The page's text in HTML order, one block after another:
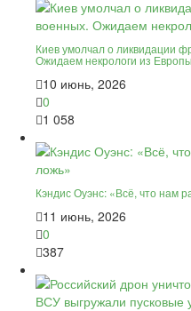
Киев умолчал о ликвидации
Ожидаем некрологи из Европы
10 июнь, 2026
0
1 058
Кэндис Оуэнс: «Всё, что нам
11 июнь, 2026
0
387